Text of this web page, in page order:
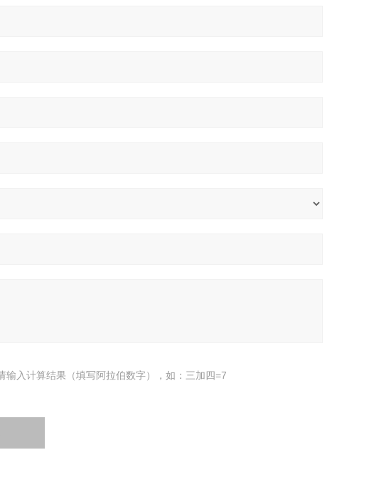
输入计算结果（填写阿拉伯数字），如：三加四=7